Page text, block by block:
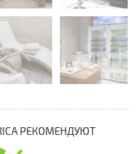
РЕКОМЕНДУЮТ